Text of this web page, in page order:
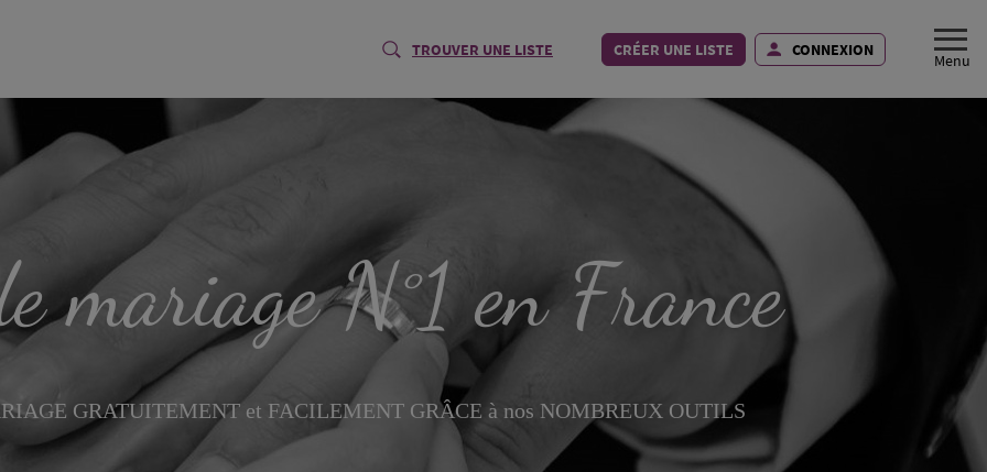
TROUVER UNE LISTE CRÉER UNE LISTE CONNEXION
mariage N°1 en France
GRATUITEMENT et FACILEMENT GRÂCE à nos NOMBREUX OUTILS